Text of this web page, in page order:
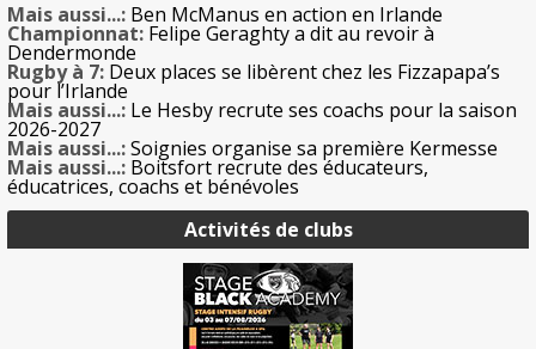
Mais aussi...: Ben McManus en action en Irlande
Championnat: Felipe Geraghty a dit au revoir à
Dendermonde
Rugby à 7: Deux places se libèrent chez les Fizzapapa’s
pour l’Irlande
Mais aussi...: Le Hesby recrute ses coachs pour la saison
2026-2027
Mais aussi...:Soignies organise sa première Kermesse
Mais aussi...: Boitsfort recrute des éducateurs,
éducatrices, coachs et bénévoles
Activités de clubs